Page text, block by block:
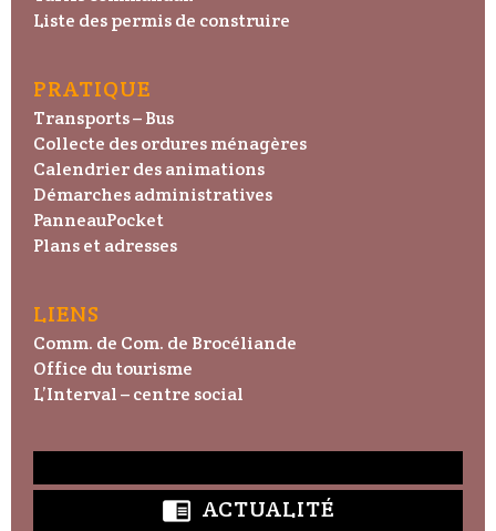
Liste des permis de construire
PRATIQUE
Transports – Bus
Collecte des ordures ménagères
Calendrier des animations
Démarches administratives
PanneauPocket
Plans et adresses
LIENS
Comm. de Com. de Brocéliande
Office du tourisme
L’Interval – centre social
 ACTUALITÉ